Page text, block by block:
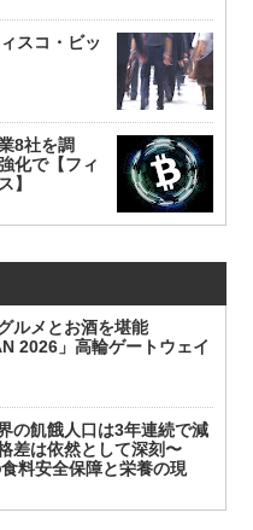
スコ・ビッ
8社を調
化で【フィ
】
ルメとお酒を堪能
2026」高輪ゲートウェイ
の飢餓人口は3年連続で減
差は依然として深刻〜
料安全保障と栄養の現